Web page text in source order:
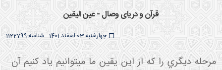
قرآن و دریای وصال - عین الیقین
چهارشنبه 03 اسفند 1401 1122799شناسه:
مرحله ديگري را که از اين يقين ما مي توانيم ياد کنيم آن